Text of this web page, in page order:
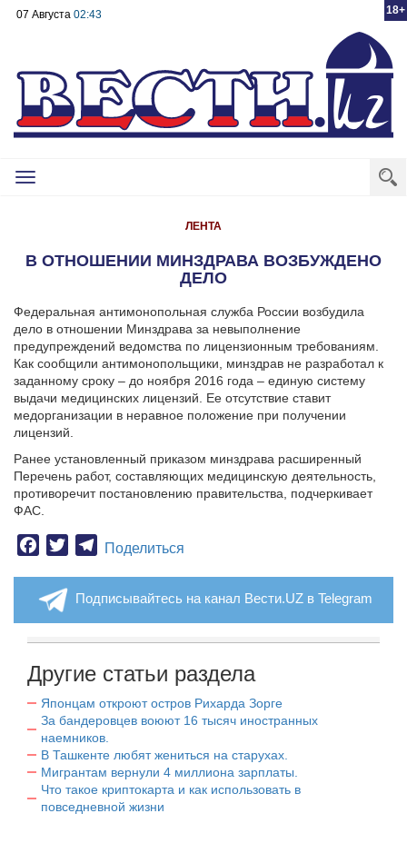
18+
07 Августа 02:43
Toggle
ЛЕНТА
В ОТНОШЕНИИ МИНЗДРАВА ВОЗБУЖДЕНО
ДЕЛО
Федеральная антимонопольная служба России возбудила
дело в отношении Минздрава за невыполнение
предупреждений ведомства по лицензионным требованиям.
Как сообщили антимонопольщики, минздрав не разработал к
заданному сроку – до ноября 2016 года – единую систему
выдачи медицинских лицензий. Ее отсутствие ставит
медорганизации в неравное положение при получении
лицензий.
Ранее установленный приказом минздрава расширенный
Перечень работ, составляющих медицинскую деятельность,
противоречит постановлению правительства, подчеркивает
ФАС.
Facebook
TwitterTelegram
Поделиться
Подписывайтесь на канал Вести.UZ в Telegram
Другие статьи раздела
Японцам откроют остров Рихарда Зорге
За бандеровцев воюют 16 тысяч иностранных
наемников.
В Ташкенте любят жениться на старухах.
Мигрантам вернули 4 миллиона зарплаты.
Что такое криптокарта и как использовать в
повседневной жизни